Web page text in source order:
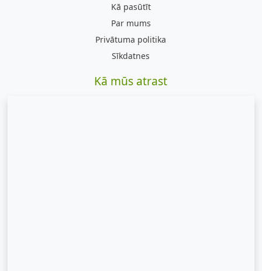
Kā pasūtīt
Par mums
Privātuma politika
Sīkdatnes
Kā mūs atrast